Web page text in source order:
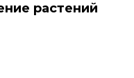
растений